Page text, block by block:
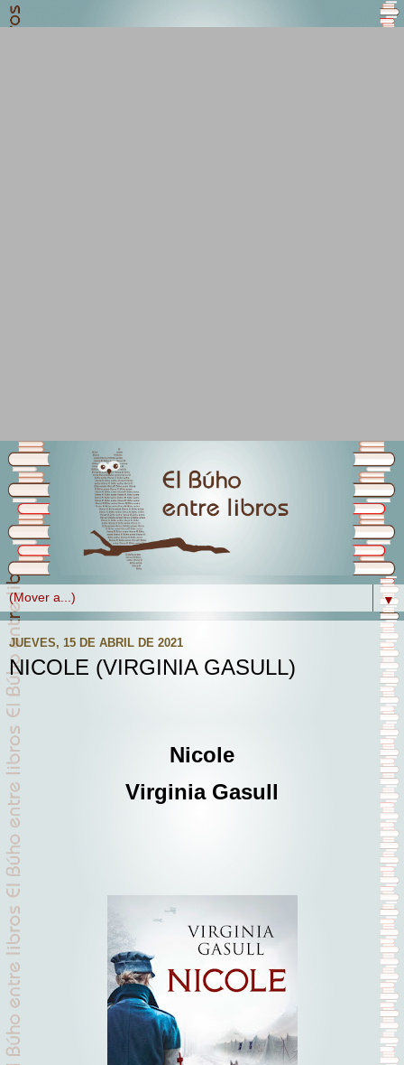
▼
JUEVES, 15 DE ABRIL DE 2021
NICOLE (VIRGINIA GASULL)
Nicole
Virginia Gasull